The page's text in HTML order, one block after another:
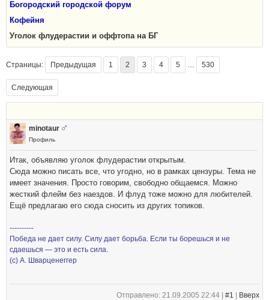
Богородский городской форум
Кофейня
Уголок флудерастии и оффтопа на БГ
Страницы: Предыдущая 1 2 3 4 5 … 530
Следующая
minotaur
Профиль
Итак, объявляю уголок флудерастии открытым.
Сюда можно писать все, что угодно, но в рамках цензуры. Тема не
имеет значения. Просто говорим, свободно общаемся. Можно
жесткий флейм без наездов. И флуд тоже можно для любителей.
Ещё предлагаю его сюда сносить из других топиков.
----------
Победа не дает силу. Силу дает борьба. Если ты борешься и не
сдаешься — это и есть сила.
(с) А. Шварценеггер
Отправлено: 21.09.2005 22:44 | #1 Вверх